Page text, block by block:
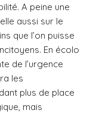
A peine une
aussi sur le
que l’on puisse
En écolo
de l’urgence
les
plus de place
mais